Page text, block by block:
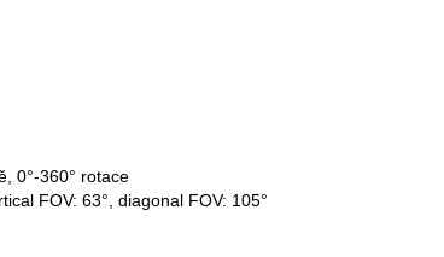
0°-360° rotace
FOV: 63°, diagonal FOV: 105°